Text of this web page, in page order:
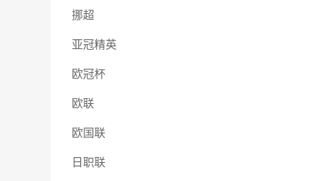
挪超
亚冠精英
欧冠杯
欧联
欧国联
日职联